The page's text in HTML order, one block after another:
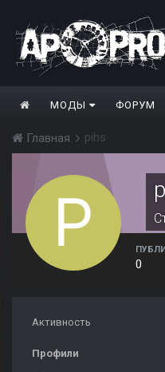
МОДЫ ФОРУМ
Главная pihs
0
Активность
Профили